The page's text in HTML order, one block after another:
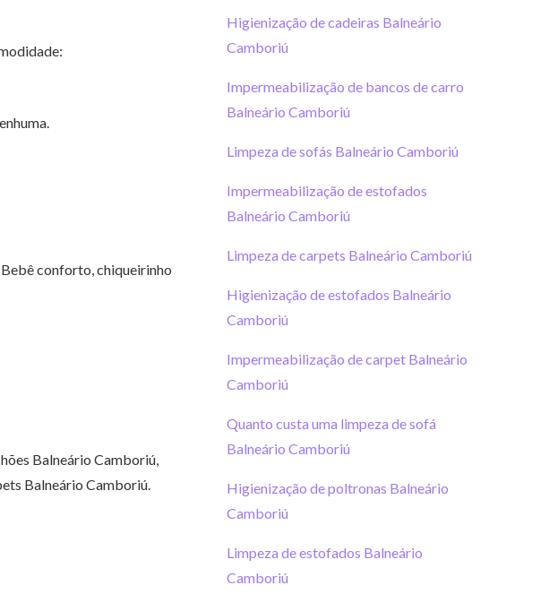
Bebê conforto, chiqueirinho
Balneário Camboriú,
Balneário Camboriú.
Higienização de cadeiras Balneário
Camboriú
Impermeabilização de bancos de carro
Balneário Camboriú
Limpeza de sofás Balneário Camboriú
Impermeabilização de estofados
Balneário Camboriú
Limpeza de carpets Balneário Camboriú
Higienização de estofados Balneário
Camboriú
Impermeabilização de carpet Balneário
Camboriú
Quanto custa uma limpeza de sofá
Balneário Camboriú
Higienização de poltronas Balneário
Camboriú
Limpeza de estofados Balneário
Camboriú